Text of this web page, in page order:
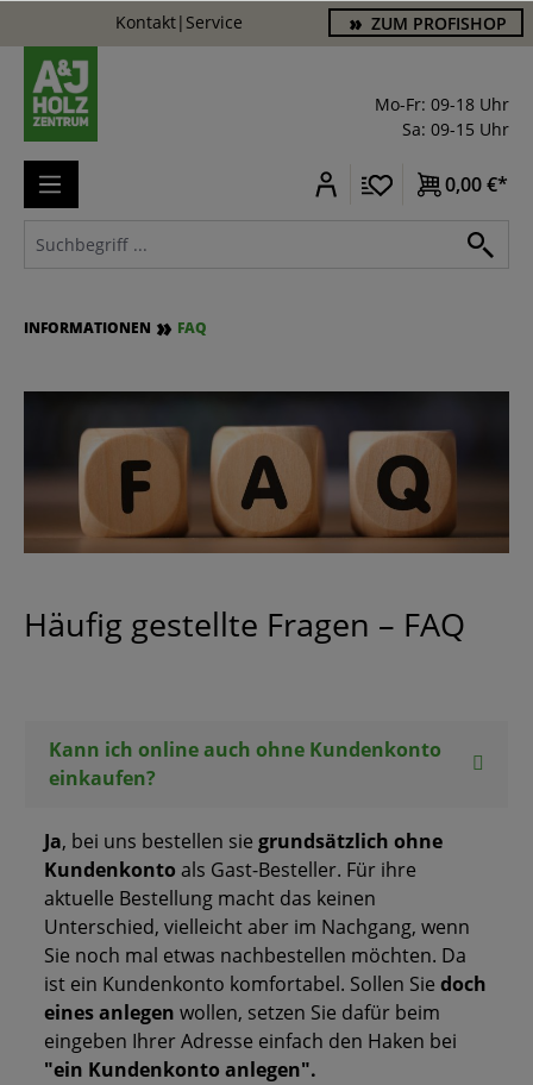
Kontakt| Service ZUM PROFISHOP
Mo-Fr: 09-18 Uhr
Sa: 09-15 Uhr
0,00 €*
INFORMATIONEN FAQ
Häufig gestellte Fragen – FAQ
Kann ich online auch ohne Kundenkonto
einkaufen?
Ja, bei uns bestellen sie grundsätzlich ohne
Kundenkonto als Gast-Besteller. Für ihre
aktuelle Bestellung macht das keinen
Unterschied, vielleicht aber im Nachgang, wenn
Sie noch mal etwas nachbestellen möchten. Da
ist ein Kundenkonto komfortabel. Sollen Sie doch
eines anlegen wollen, setzen Sie dafür beim
eingeben Ihrer Adresse einfach den Haken bei
"ein Kundenkonto anlegen".